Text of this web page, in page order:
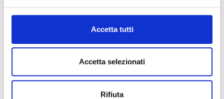
Accetta tutti
Accetta selezionati
Rifiuta
Burgusio, 211 A
39024Malles - Burgusio
+39 0473 634626
Saperne di più